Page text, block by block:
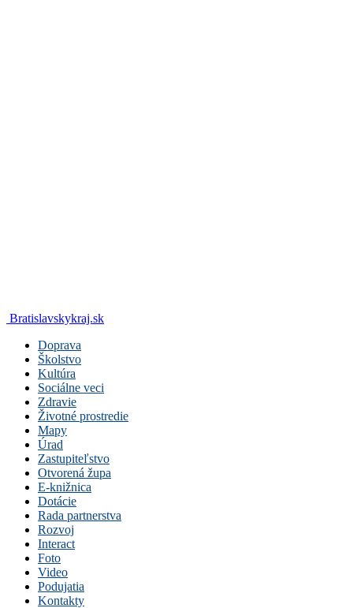
Bratislavskykraj.sk
Doprava
Školstvo
Kultúra
Sociálne veci
Zdravie
Životné prostredie
Mapy
Úrad
Zastupiteľstvo
Otvorená župa
E-knižnica
Dotácie
Rada partnerstva
Rozvoj
Interact
Foto
Video
Podujatia
Kontakty